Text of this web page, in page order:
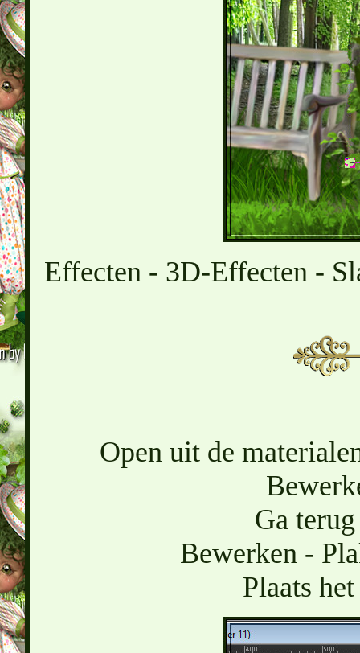
Effecten - 3D-Effecten -
Open uit de
Ga
Bewerken -
Plaats